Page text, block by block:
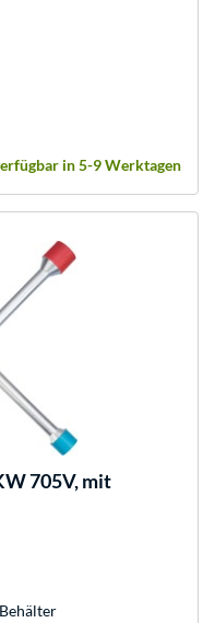
in 5-9 Werktagen
705V, mit